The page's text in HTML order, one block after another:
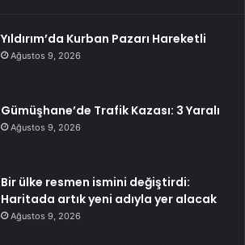
Yıldırım’da Kurban Pazarı Hareketli
Ağustos 9, 2026
Gümüşhane’de Trafik Kazası: 3 Yaralı
Ağustos 9, 2026
Bir ülke resmen ismini değiştirdi:
Haritada artık yeni adıyla yer alacak
Ağustos 9, 2026